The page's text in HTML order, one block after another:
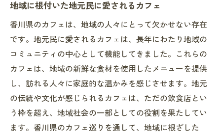
地域に根付いた地元民に愛されるカフェ
香川県のカフェは、地域の人々にとって欠かせない存在
です。地元民に愛されるカフェは、長年にわたり地域の
コミュニティの中心として機能してきました。これらの
カフェは、地域の新鮮な食材を使用したメニューを提供
し、訪れる人々に家庭的な温かみを感じさせます。地元
の伝統や文化が感じられるカフェは、ただの飲食店とい
う枠を超え、地域社会の一部としての役割を果たしてい
ます。香川県のカフェ巡りを通して、地域に根ざした